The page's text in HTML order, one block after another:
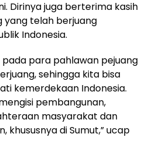
Dirinya juga berterima kasih
yang telah berjuang
Indonesia.
para pahlawan pejuang
sehingga kita bisa
kemerdekaan Indonesia.
pembangunan,
masyarakat dan
khususnya di Sumut,” ucap